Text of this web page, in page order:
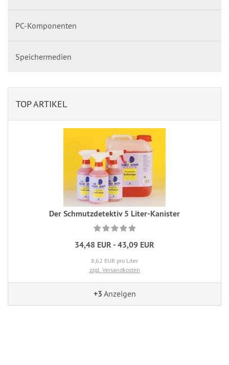
PC-Komponenten
Speichermedien
TOP ARTIKEL
Der Schmutzdetektiv 5 Liter-Kanister
34,48 EUR - 43,09 EUR
8,62 EUR pro Liter
zzgl. Versandkosten
+3 Anzeigen